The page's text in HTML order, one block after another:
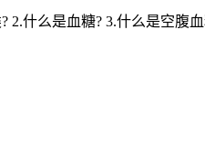
么是血糖? 3.什么是空腹